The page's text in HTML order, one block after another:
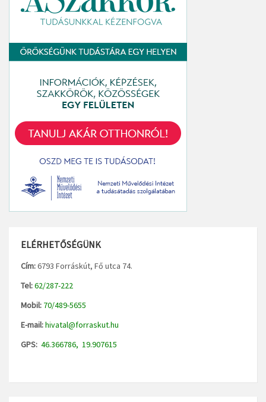
ELÉRHETŐSÉGÜNK
Cím:6793 Forráskút, Fő utca 74.
Tel:62/287-222
Mobil: 70/489-5655
E-mail:hivatal@forraskut.hu
GPS: 46.366786, 19.907615